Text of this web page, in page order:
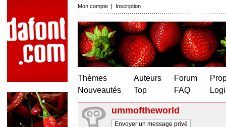
Mon compte | Inscription
Thèmes
Nouveautés
Auteurs
Top
Forum
FAQ
ummoftheworld
Envoyer un message privé